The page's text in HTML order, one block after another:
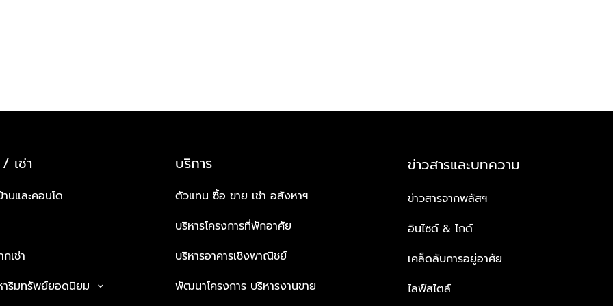
เช่า
นและคอนโด
เช่า
าริมทรัพย์ยอดนิยม
keyboard_arrow_down
บริการ
ตัวแทน ซื้อ ขาย เช่า อสังหาฯ
บริหารโครงการที่พักอาศัย
บริหารอาคารเชิงพาณิชย์
พัฒนาโครงการ บริหารงานขาย
ข่าวสารและบทความ
ข่าวสารจากพลัสฯ
อินไซด์ & ไกด์
เคล็ดลับการอยู่อาศัย
ไลฟ์สไตล์